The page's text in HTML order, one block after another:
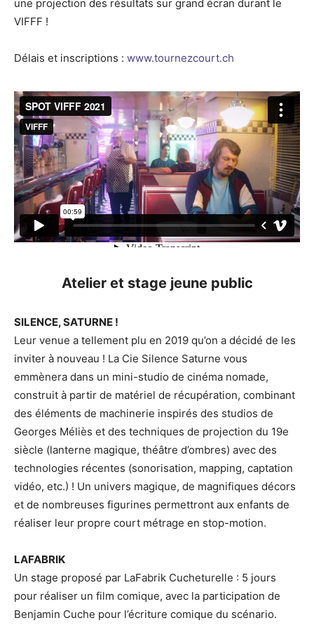
une projection des résultats sur grand écran durant le
VIFFF !
Délais et inscriptions : www.tournezcourt.ch
Atelier et stage jeune public
SILENCE, SATURNE !
Leur venue a tellement plu en 2019 qu’on a décidé de les
inviter à nouveau ! La Cie Silence Saturne vous
emmènera dans un mini-studio de cinéma nomade,
construit à partir de matériel de récupération, combinant
des éléments de machinerie inspirés des studios de
Georges Méliès et des techniques de projection du 19e
siècle (lanterne magique, théâtre d’ombres) avec des
technologies récentes (sonorisation, mapping, captation
vidéo, etc.) ! Un univers magique, de magnifiques décors
et de nombreuses figurines permettront aux enfants de
réaliser leur propre court métrage en stop-motion.
LAFABRIK
Un stage proposé par LaFabrik Cucheturelle : 5 jours
pour réaliser un film comique, avec la participation de
Benjamin Cuche pour l’écriture comique du scénario.